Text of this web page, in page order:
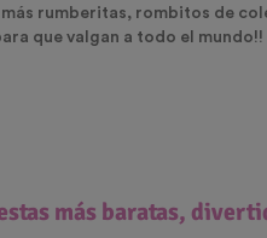
rumberitas, rombitos de
que valgan a todo el
más baratas,